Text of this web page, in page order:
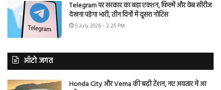
Telegram पर सरकार का बड़ा एक्शन, फिल्में और वेब सीरीज
देखना पड़ेगा भारी, तीन दिनों में दूसरा नोटिस
5 July 2026 - 2:25 PM
ऑटो जगत
Honda City और Verna की बढ़ी टेंशन, नए अवतार में आ